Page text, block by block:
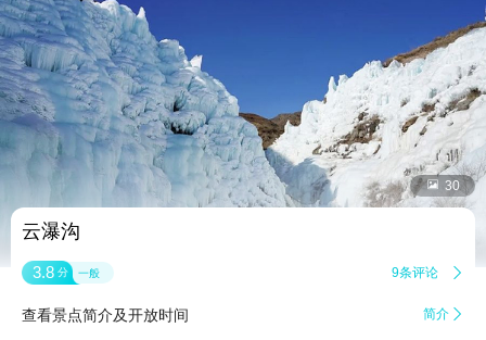
 30
云瀑沟
3.8 分 一般 9条评论 
查看景点简介及开放时间 简介 
